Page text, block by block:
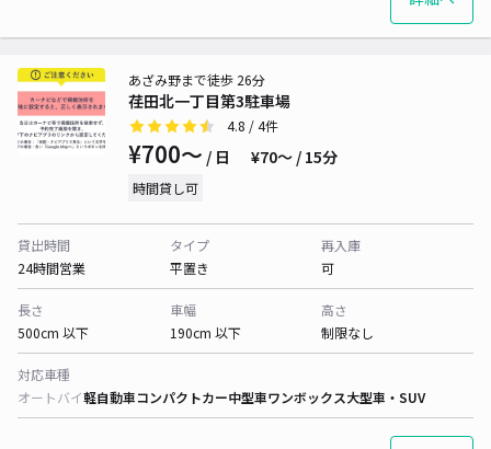
荏田北一丁目第3駐車場
あざみ野まで徒歩 26分
4.8 / 4件
¥700〜 / 日 ¥70〜 / 15分
時間貸し可
貸出時間
24時間営業
タイプ
平置き
再入庫
可
長さ
500cm 以下
車幅
190cm 以下
高さ
制限なし
対応車種
オートバイ軽自動車コンパクトカー中型車ワンボックス大型車・SUV